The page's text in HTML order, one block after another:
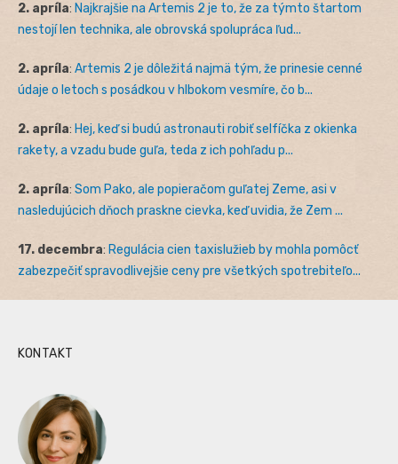
2. apríla: Najkrajšie na Artemis 2 je to, že za týmto štartom
nestojí len technika, ale obrovská spolupráca ľud...
2. apríla: Artemis 2 je dôležitá najmä tým, že prinesie cenné
údaje o letoch s posádkou v hlbokom vesmíre, čo b...
2. apríla: Hej, keď si budú astronauti robiť selfíčka z okienka
rakety, a vzadu bude guľa, teda z ich pohľadu p...
2. apríla: Som Pako, ale popieračom guľatej Zeme, asi v
nasledujúcich dňoch praskne cievka, keď uvidia, že Zem ...
17. decembra: Regulácia cien taxislužieb by mohla pomôcť
zabezpečiť spravodlivejšie ceny pre všetkých spotrebiteľo...
KONTAKT